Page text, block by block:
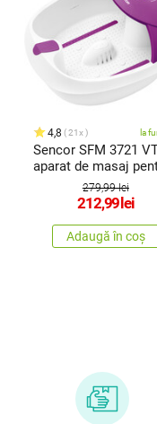
4,8 21x la
Sencor SFM 3721
aparat de masaj
279,99 lei
212,99 lei
Adaugă în coș